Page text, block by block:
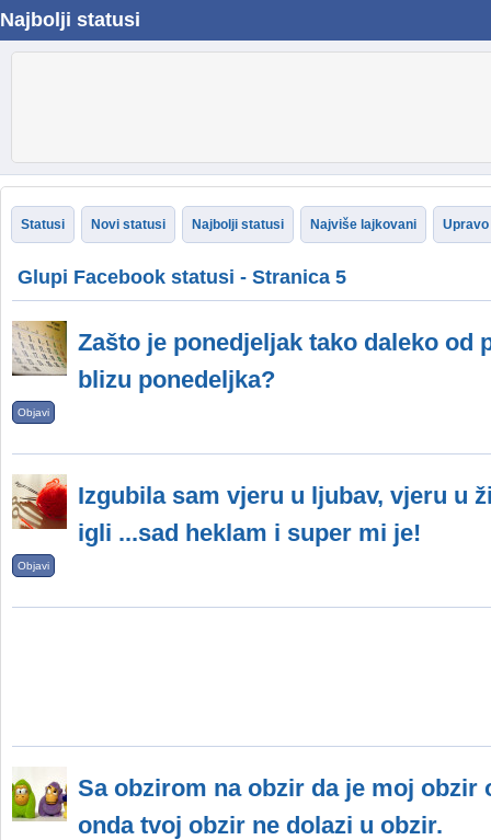
Najbolji statusi
Statusi Novi statusi Najbolji statusi Najviše lajkovani
Glupi Facebook statusi - Stranica 5
Zašto je ponedjeljak tako daleko od
blizu ponedeljka?
Objavi
Izgubila sam vjeru u ljubav, vjeru u
igli ...sad heklam i super mi je!
Objavi
Sa obzirom na obzir da je moj
onda tvoj obzir ne dolazi u obzir.